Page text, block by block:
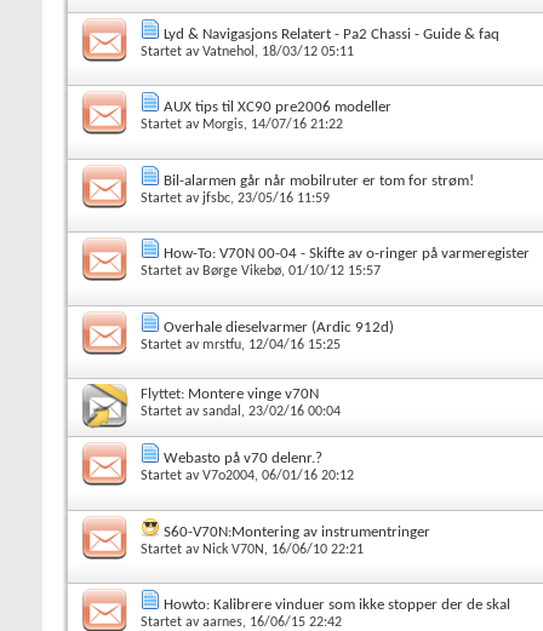
Lyd & Navigasjons Relatert - Pa2 Chassi - Guide & faq
Startet avVatnehol , 18/03/12 05:11
AUX tips til XC90 pre2006 modeller
Startet av Morgis, 14/07/16 21:22
Bil-alarmen går når mobilruter er tom for strøm!
Startet av jfsbc, 23/05/16 11:59
How-To: V70N 00-04 - Skifte av o-ringer på varmeregister
Startet av Børge Vikebø, 01/10/12 15:57
Overhale dieselvarmer (Ardic 912d)
Startet avmrstfu, 12/04/16 15:25
Flyttet: Montere vinge v70N
Startet avsandal , 23/02/16 00:04
Webasto på v70 delenr.?
Startet avV7o2004, 06/01/16 20:12
S60-V70N:Montering av instrumentringer
Startet av Nick V70N , 16/06/10 22:21
Howto: Kalibrere vinduer som ikke stopper der de skal
Startet avaarnes, 16/06/15 22:42